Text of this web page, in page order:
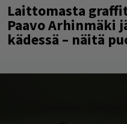
Laittomasta
Paavo Arhinmäki
kädessä – näitä